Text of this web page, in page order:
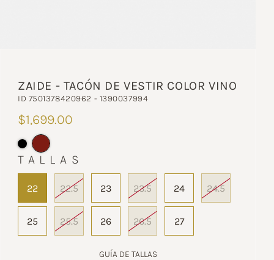
ZAIDE - TACÓN DE VESTIR COLOR VINO
ID 7501378420962 - 1390037994
TALLAS
22 22.5 23 23.5 24 24.5
25 25.5 26 26.5 27
GUÍA DE TALLAS
$1,699.00